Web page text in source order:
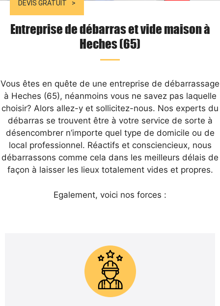
DEVIS GRATUIT
Entreprise de débarras et vide maison à
Heches (65)
Vous êtes en quête de une entreprise de débarrassage
à Heches (65), néanmoins vous ne savez pas laquelle
choisir? Alors allez-y et sollicitez-nous. Nos experts du
débarras se trouvent être à votre service de sorte à
désencombrer n’importe quel type de domicile ou de
local professionnel. Réactifs et consciencieux, nous
débarrassons comme cela dans les meilleurs délais de
façon à laisser les lieux totalement vides et propres.
Egalement, voici nos forces :